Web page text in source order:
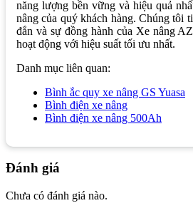
năng lượng bền vững và hiệu quả
nâng của quý khách hàng. Chúng tôi
đắn và sự đồng hành của Xe nâng
hoạt động với hiệu suất tối ưu nhất.
Danh mục liên quan:
Bình ắc quy xe nâng GS Yuasa
Bình điện xe nâng
Bình điện xe nâng 500Ah
Đánh giá
Chưa có đánh giá nào.